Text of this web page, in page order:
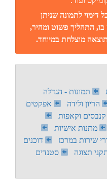
דימוי לתמונה שניתן
התהליך פשוט ומהיר,
מוצלחת במיוחד.
תמונות - הגדלה
הריון ולידה
אפקטים
קנבסים וקאפות
מתנות אישיות
שירות במרכז
דוכנים
תצוגה
סטנדים